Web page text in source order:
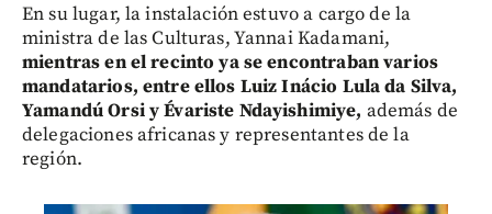
En su lugar, la instalación estuvo a cargo de la
ministra de las Culturas, Yannai Kadamani,
mientras en el recinto ya se encontraban varios
mandatarios, entre ellos Luiz Inácio Lula da Silva,
Yamandú Orsi y Évariste Ndayishimiye, además de
delegaciones africanas y representantes de la
región.